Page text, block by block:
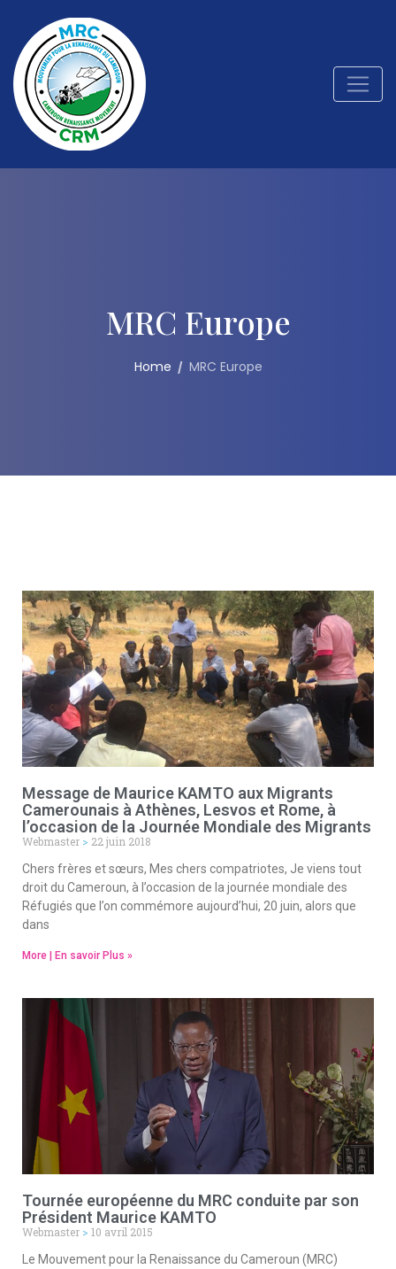
MRC Europe
Home MRC Europe
Message de Maurice KAMTO aux Migrants
Camerounais à Athènes, Lesvos et Rome, à
l’occasion de la Journée Mondiale des Migrants
Webmaster
22 juin 2018
Chers frères et sœurs, Mes chers compatriotes, Je viens tout
droit du Cameroun, à l’occasion de la journée mondiale des
Réfugiés que l’on commémore aujourd’hui, 20 juin, alors que
dans
More | En savoir Plus »
Tournée européenne du MRC conduite par son
Président Maurice KAMTO
Webmaster
10 avril 2015
Le Mouvement pour la Renaissance du Cameroun (MRC)